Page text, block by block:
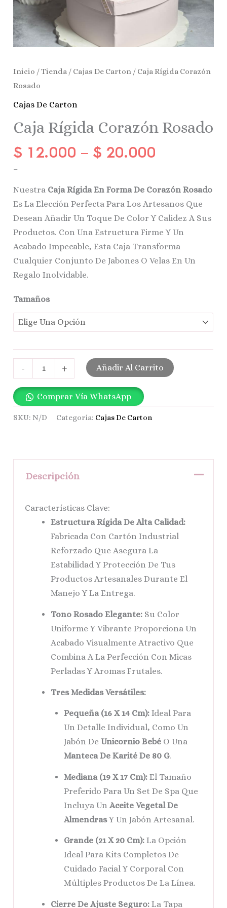
Inicio /Tienda / Cajas De Carton / Caja Rígida Corazón
Rosado
Cajas De Carton
Caja Rígida Corazón Rosado
$ 12.000 – $ 20.000
–
Nuestra Caja Rígida En Forma De Corazón Rosado
Es La Elección Perfecta Para Los Artesanos Que
Desean Añadir Un Toque De Color Y Calidez A Sus
Productos. Con Una Estructura Firme Y Un
Acabado Impecable, Esta Caja Transforma
Cualquier Conjunto De Jabones O Velas En Un
Regalo Inolvidable.
Tamaños
- + Añadir Al Carrito
Comprar Vía WhatsApp
SKU: N/D Categoría: Cajas De Carton
Descripción
Características Clave:
Estructura Rígida De Alta Calidad:
Fabricada Con Cartón Industrial
Reforzado Que Asegura La
Estabilidad Y Protección De Tus
Productos Artesanales Durante El
Manejo Y La Entrega.
Tono Rosado Elegante: Su Color
Uniforme Y Vibrante Proporciona Un
Acabado Visualmente Atractivo Que
Combina A La Perfección Con Micas
Perladas Y Aromas Frutales.
Tres Medidas Versátiles:
Pequeña (16 X 14 Cm):Ideal Para
Un Detalle Individual, Como Un
Jabón De Unicornio BebéO Una
Manteca De Karité De 80 G.
Mediana (19 X 17 Cm):El Tamaño
Preferido Para Un Set De Spa Que
Incluya Un Aceite Vegetal De
AlmendrasY Un Jabón Artesanal.
Grande (21 X 20 Cm):La Opción
Ideal Para Kits Completos De
Cuidado Facial Y Corporal Con
Múltiples Productos De La Línea.
Cierre De Ajuste Seguro: La Tapa